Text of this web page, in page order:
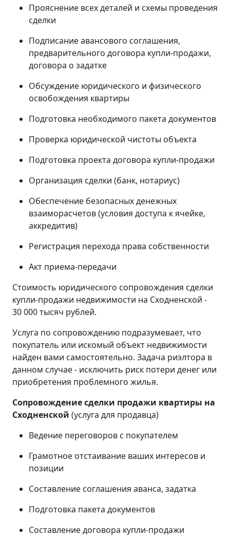
Прояснение всех деталей и схемы проведения
сделки
Подписание авансового соглашения,
предварительного договора купли-продажи,
договора о задатке
Обсуждение юридического и физического
освобождения квартиры
Подготовка необходимого пакета документов
Проверка юридической чистоты объекта
Подготовка проекта договора купли-продажи
Организация сделки (банк, нотариус)
Обеспечение безопасных денежных
взаиморасчетов (условия доступа к ячейке,
аккредитив)
Регистрация перехода права собственности
Акт приема-передачи
Стоимость юридического сопровождения сделки
купли-продажи недвижимости на Сходненской -
30 000 тысяч рублей.
Услуга по сопровождению подразумевает, что
покупатель или искомый объект недвижимости
найден вами самостоятельно. Задача риэлтора в
данном случае - исключить риск потери денег или
приобретения проблемного жилья.
Сопровождение сделки продажи квартиры на
Сходненской (услуга для продавца)
Ведение переговоров с покупателем
Грамотное отстаивание ваших интересов и
позиции
Составление соглашения аванса, задатка
Подготовка пакета документов
Составление договора купли-продажи